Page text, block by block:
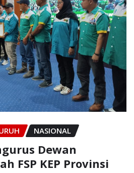
NASIONAL
Dewan
FSP KEP Provinsi